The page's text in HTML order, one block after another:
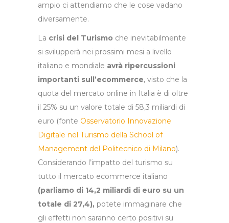
ampio ci attendiamo che le cose vadano
diversamente.
La crisi del Turismo che inevitabilmente
si svilupperà nei prossimi mesi a livello
italiano e mondiale avrà ripercussioni
importanti sull’ecommerce, visto che la
quota del mercato online in Italia è di oltre
il 25% su un valore totale di 58,3 miliardi di
euro (fonte Osservatorio Innovazione
Digitale nel Turismo della School of
Management del Politecnico di Milano).
Considerando l’impatto del turismo su
tutto il mercato ecommerce italiano
(parliamo di 14,2 miliardi di euro su un
totale di 27,4), potete immaginare che
gli effetti non saranno certo positivi su